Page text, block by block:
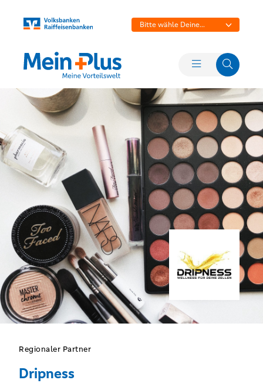
Bitte wähle Deine
Regionaler Partner
Dripness